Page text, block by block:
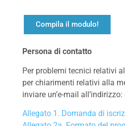
Compila il modulo!
Persona di contatto
Per problemi tecnici relativi
per chiarimenti relativi alla
inviare un’e-mail all’indirizzo:
Allegato 1. Domanda di